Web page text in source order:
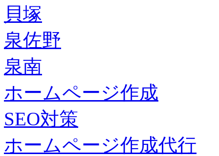
貝塚
泉佐野
泉南
ホームページ作成
SEO対策
ホームページ作成代行